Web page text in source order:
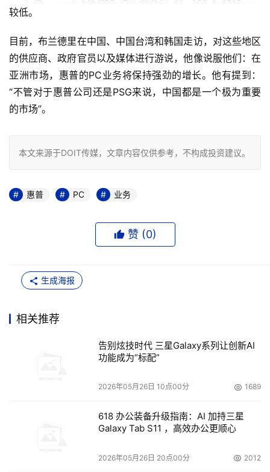
较低。
目前，布兰德里在中国、中国台湾和韩国走访，对这些地区
的供应商、政府官员以及媒体进行游说，他像说服他们：在
亚洲市场，惠普的PC业务将保持强劲的增长。他有提到：
“不管对于惠普公司还是PSG来说，中国都是一个极为重要
的市场”。
本文来源于DOIT传媒，文章内容仅供参考，不构成投资建议。
惠普 PC 业务
赞 (0)
生成海报
相关推荐
告别炫技时代 三星Galaxy系列让创新AI
功能成为“标配”
2026年05月26日 10点00分 1689
618 办公装备升级指南：AI 加持三星
Galaxy Tab S11 ，高效办公更顺心
2026年05月26日 20点00分 2012